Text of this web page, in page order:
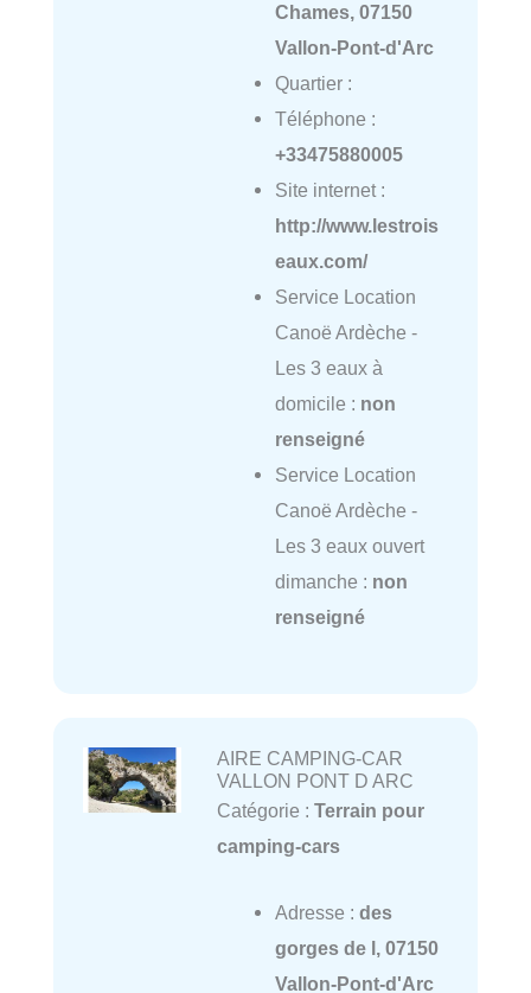
Chames, 07150
Vallon-Pont-d'Arc
Quartier :
Téléphone :
+33475880005
Site internet :
http://www.lestrois
eaux.com/
Service Location
Canoë Ardèche -
Les 3 eaux à
domicile : non
renseigné
Service Location
Canoë Ardèche -
Les 3 eaux ouvert
dimanche : non
renseigné
AIRE CAMPING-CAR
VALLON PONT D ARC
Catégorie : Terrain pour
camping-cars
Adresse : des
gorges de l, 07150
Vallon-Pont-d'Arc